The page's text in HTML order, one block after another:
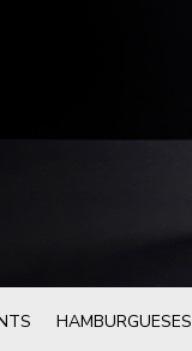
HAMBURGUESES